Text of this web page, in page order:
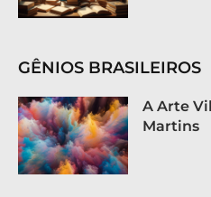
GÊNIOS BRASILEIROS
A Arte
Martins